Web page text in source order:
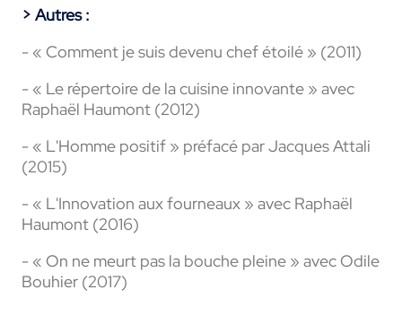
> Autres :
- « Comment je suis devenu chef étoilé » (2011)
- « Le répertoire de la cuisine innovante » avec
Raphaël Haumont (2012)
- « L'Homme positif » préfacé par Jacques Attali
(2015)
- « L'Innovation aux fourneaux » avec Raphaël
Haumont (2016)
- « On ne meurt pas la bouche pleine » avec Odile
Bouhier (2017)